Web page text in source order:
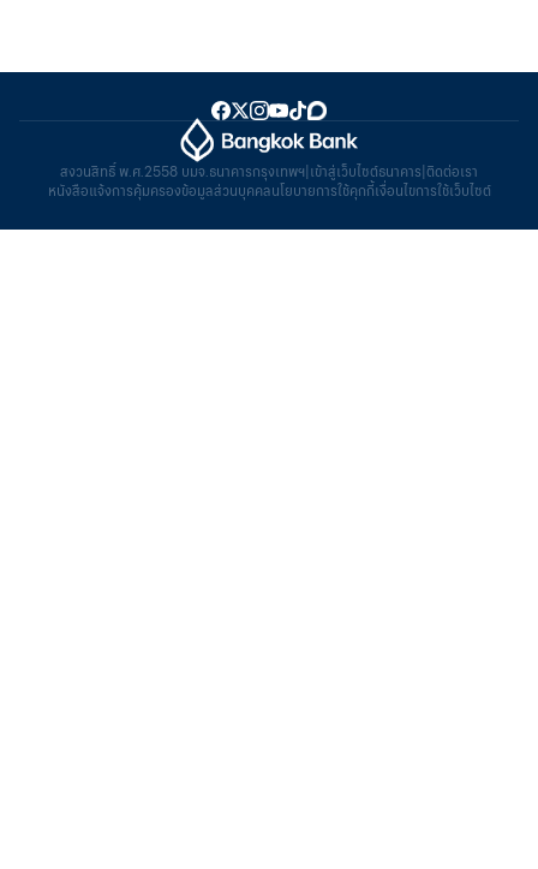
สงวนสิทธิ์ พ.ศ.2558 บมจ.ธนาคารกรุงเทพฯ เข้าสู่เว็บไซต์ธนาคาร ติดต่อเรา
หนังสือแจ้งการคุ้มครองข้อมูลส่วนบุคคลนโยบายการใช้คุกกี้เงื่อนไขการใช้เว็บไซต์